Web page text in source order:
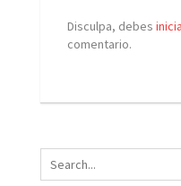
Disculpa, debes
comentario.